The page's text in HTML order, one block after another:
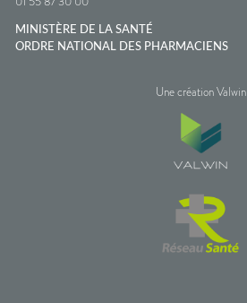
MINISTÈRE DE LA SANTÉ
ORDRE NATIONAL DES PHARMACIENS
Une création Valwin